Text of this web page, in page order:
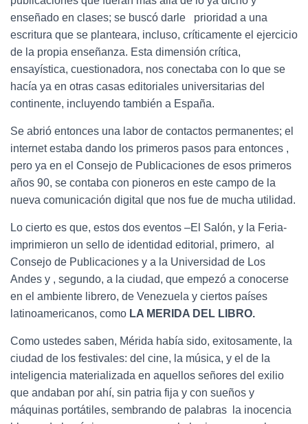
enseñado en clases; se buscó darle prioridad a una
escritura que se planteara, incluso, críticamente el ejercicio
de la propia enseñanza. Esta dimensión crítica,
ensayística, cuestionadora, nos conectaba con lo que se
hacía ya en otras casas editoriales universitarias del
continente, incluyendo también a España.
Se abrió entonces una labor de contactos permanentes; el
internet estaba dando los primeros pasos para entonces ,
pero ya en el Consejo de Publicaciones de esos primeros
años 90, se contaba con pioneros en este campo de la
nueva comunicación digital que nos fue de mucha utilidad.
Lo cierto es que, estos dos eventos –El Salón, y la Feria-
imprimieron un sello de identidad editorial, primero, al
Consejo de Publicaciones y a la Universidad de Los
Andes y , segundo, a la ciudad, que empezó a conocerse
en el ambiente librero, de Venezuela y ciertos países
latinoamericanos, como LA MERIDA DEL LIBRO.
Como ustedes saben, Mérida había sido, exitosamente, la
ciudad de los festivales: del cine, la música, y el de la
inteligencia materializada en aquellos señores del exilio
que andaban por ahí, sin patria fija y con sueños y
máquinas portátiles, sembrando de palabras la inocencia